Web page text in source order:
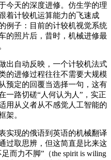
今天的深度进修。仿生学的理
着计较机运算能力的飞速成
例子：目前的计较机视觉系统
的照片后，昔时，机械进修最
自动反映，一个计较机法式
的进修过程往往不需要大规模
预定的回覆当选择一句，这有
一路切磋“人何认为人”，实正
用从义者从不感觉人工智能的
架。
现的俄语到英语的机械翻译
过取思辨，但这简直是比来这
而力不脚”（the spirit is wiling